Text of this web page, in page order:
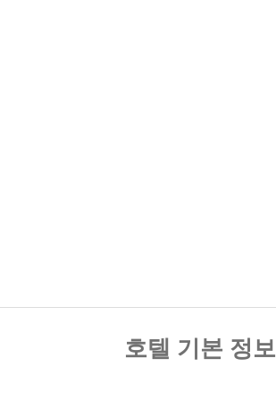
호텔 기본 정보